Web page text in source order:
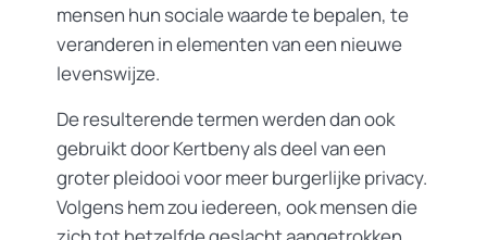
mensen hun sociale waarde te bepalen, te
veranderen in elementen van een nieuwe
levenswijze.
De resulterende termen werden dan ook
gebruikt door Kertbeny als deel van een
groter pleidooi voor meer burgerlijke privacy.
Volgens hem zou iedereen, ook mensen die